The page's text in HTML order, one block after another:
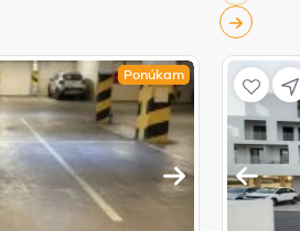
Ponúkam